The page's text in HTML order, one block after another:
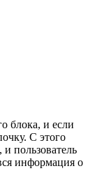
блока, и если
С этого
пользователь
информация о